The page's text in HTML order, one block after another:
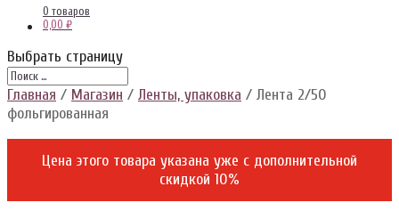
0 товаров
0,00 ₽
Выбрать страницу
Главная / Магазин / Ленты, упаковка / Лента 2/50
фольгированная
Цена этого товара указана уже c дополнительной
скидкой 10%